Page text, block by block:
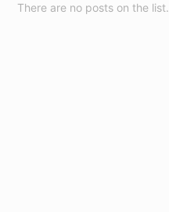
There are no posts on the list.